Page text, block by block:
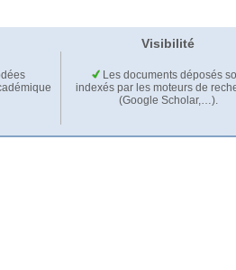
Visibilité
Les documents déposés
indexés par les moteurs de
(Google Scholar,…).